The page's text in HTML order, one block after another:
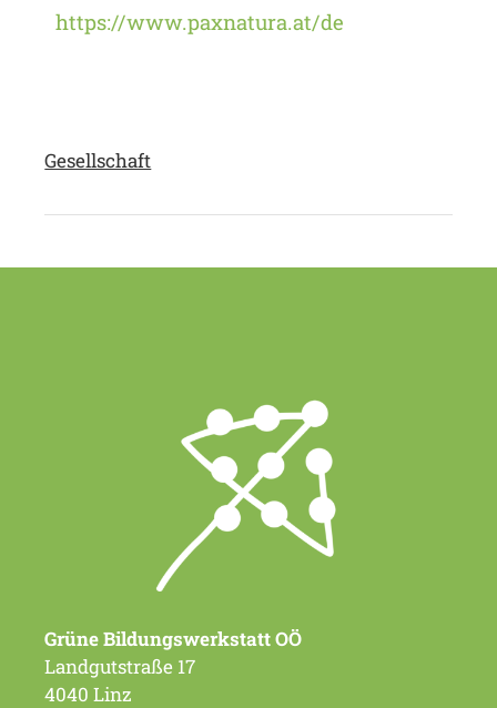
https://www.paxnatura.at/de
Gesellschaft
Grüne Bildungswerkstatt OÖ
Landgutstraße 17
4040 Linz